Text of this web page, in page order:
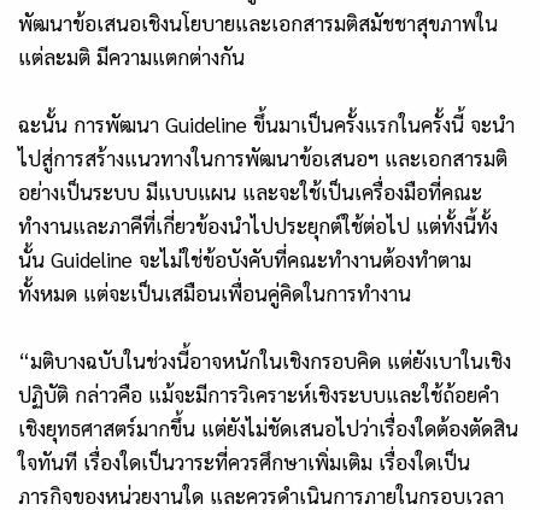
พัฒนาข้อเสนอเชิงนโยบายและเอกสารมติสมัชชาสุขภาพใน
แต่ละมติ มีความแตกต่างกัน
ฉะนั้น การพัฒนา Guideline ขึ้นมาเป็นครั้งแรกในครั้งนี้ จะนำ
ไปสู่การสร้างแนวทางในการพัฒนาข้อเสนอฯ และเอกสารมติ
อย่างเป็นระบบ มีแบบแผน และจะใช้เป็นเครื่องมือที่คณะ
ทำงานและภาคีที่เกี่ยวข้องนำไปประยุกต์ใช้ต่อไป แต่ทั้งนี้ทั้ง
นั้น Guideline จะไม่ใช่ข้อบังคับที่คณะทำงานต้องทำตาม
ทั้งหมด แต่จะเป็นเสมือนเพื่อนคู่คิดในการทำงาน
“มติบางฉบับในช่วงนี้อาจหนักในเชิงกรอบคิด แต่ยังเบาในเชิง
ปฏิบัติ กล่าวคือ แม้จะมีการวิเคราะห์เชิงระบบและใช้ถ้อยคำ
เชิงยุทธศาสตร์มากขึ้น แต่ยังไม่ชัดเสนอไปว่าเรื่องใดต้องตัดสิน
ใจทันที เรื่องใดเป็นวาระที่ควรศึกษาเพิ่มเติม เรื่องใดเป็น
ภารกิจของหน่วยงานใด และควรดำเนินการภายในกรอบเวลา